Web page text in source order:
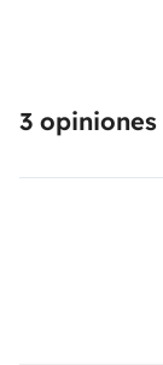
3 opiniones